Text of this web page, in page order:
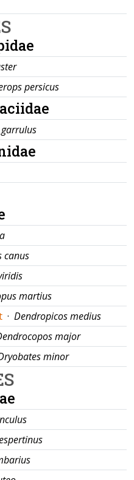
persicus
canus
martius
· Dendropicos medius
major
minor